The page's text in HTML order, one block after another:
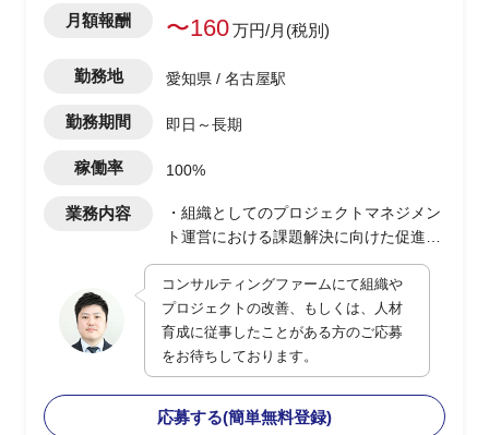
月額報酬 〜160万円/月(税別)
勤務地 愛知県 / 名古屋駅
勤務期間 即日～長期
稼働率 100%
業務内容
・組織としてのプロジェクトマネジメン
ト運営における課題解決に向けた促進
・OEM含む自動車部品メーカー関係者組
織間とのステークホルダーマネジメン
ト、コミュニケーションマネジメントの
改善
・上記を解決するための仕組みづくり
(PMO業務)
コンサルティングファームにて組織や
プロジェクトの改善、もしくは、人材
育成に従事したことがある方のご応募
をお待ちしております。
応募する(簡単無料登録)